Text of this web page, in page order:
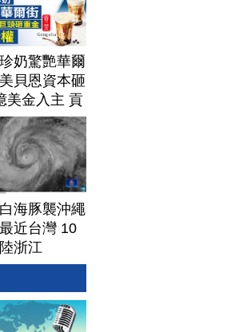
奶驚艷華爾
貝恩資本砸
美金入主 貢
際版圖加速
｜#財經新
四)
海豚襲沖繩
近台灣 10
浙江